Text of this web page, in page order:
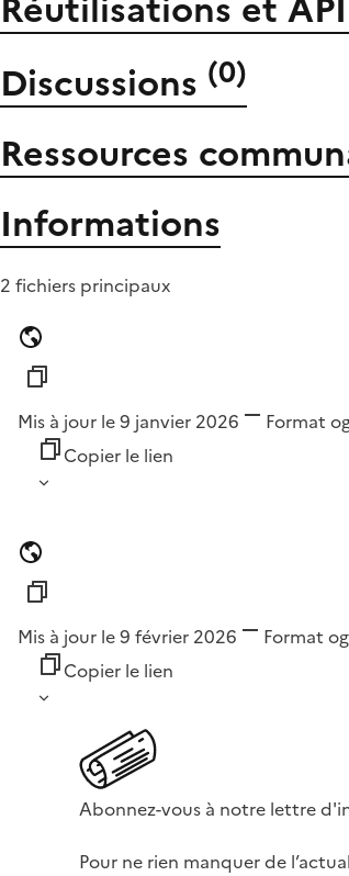
Discussions (0)
Ressources
Informations
2 fichiers principaux
Mis à jour le 9 janvier 2026 Format
Copier le lien
Mis à jour le 9 février 2026 Format
Copier le lien
Abonnez-vous à notre lettre
Pour ne rien manquer de